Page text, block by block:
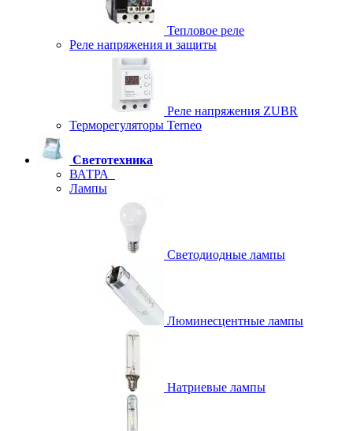
Тепловое реле
Реле напряжения и защиты
Реле напряжения ZUBR
Терморегуляторы Terneo
Светотехника
ВАТРА
Лампы
Светодиодные лампы
Люминесцентные лампы
Натриевые лампы